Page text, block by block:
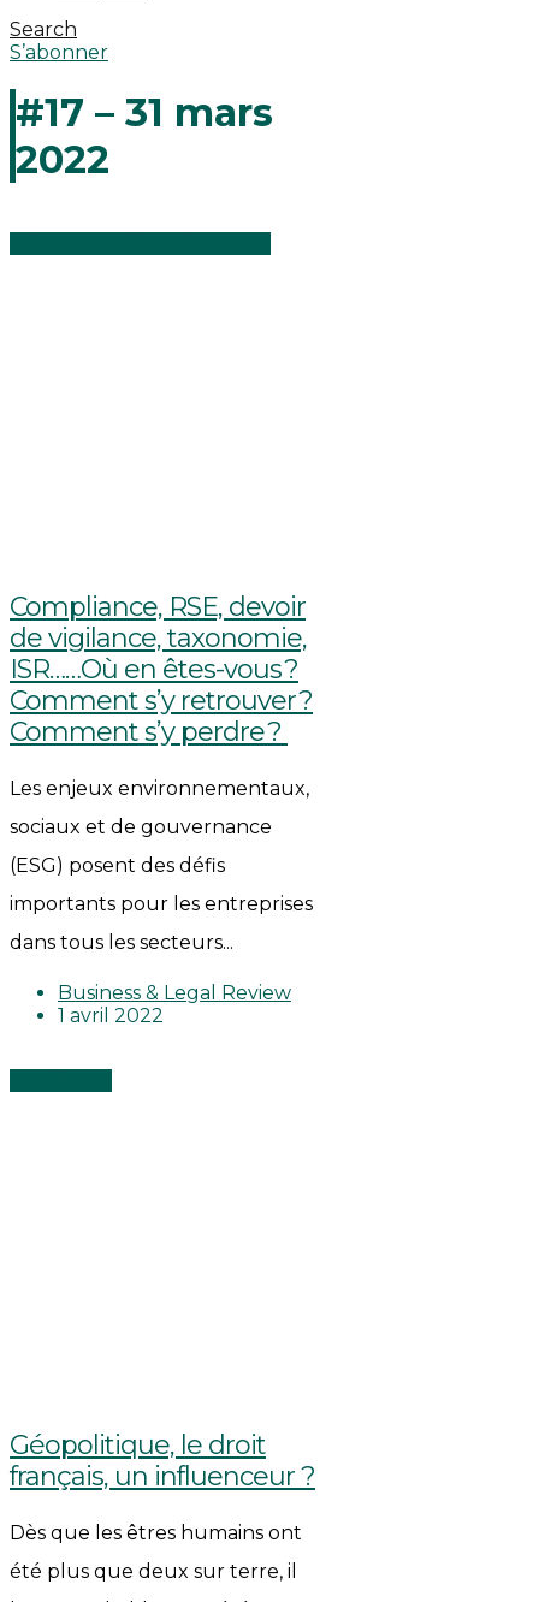
Search
S’abonner
#17 – 31 mars
2022
Compliance, RSE, devoir
de vigilance, taxonomie,
ISR……Où en êtes-vous ?
Comment s’y retrouver ?
Comment s’y perdre ?
Les enjeux environnementaux,
sociaux et de gouvernance
(ESG) posent des défis
importants pour les entreprises
dans tous les secteurs...
Business & Legal Review
1 avril 2022
Géopolitique, le droit
français, un influenceur ?
Dès que les êtres humains ont
été plus que deux sur terre, il